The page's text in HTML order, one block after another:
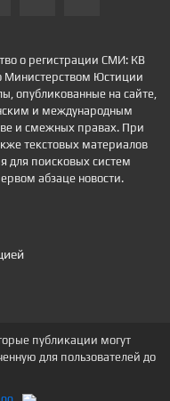
о регистрации СМИ: КВ
Юстиции
опубликованные на сайте,
и международным
и смежных правах. При
текстовых материалов
для поисковых систем
абзаце новости.
публикации могут
для пользователей до